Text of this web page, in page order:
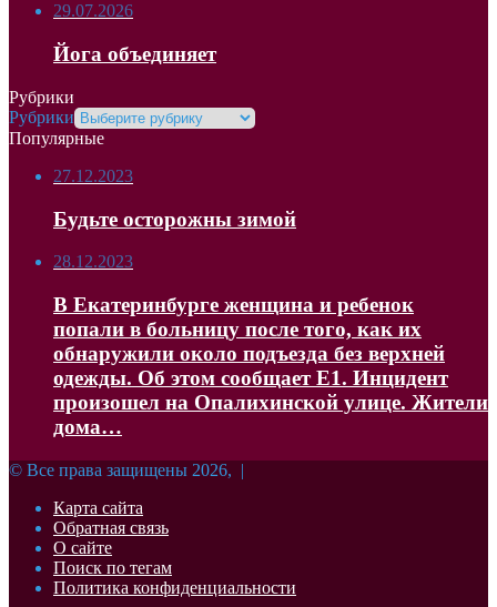
29.07.2026
Йога объединяет
Рубрики
Рубрики
Популярные
27.12.2023
Будьте осторожны зимой
28.12.2023
В Екатеринбурге женщина и ребенок
попали в больницу после того, как их
обнаружили около подъезда без верхней
одежды. Об этом сообщает Е1. Инцидент
произошел на Опалихинской улице. Жители
дома…
© Все права защищены 2026, |
Карта сайта
Обратная связь
О сайте
Поиск по тегам
Политика конфиденциальности